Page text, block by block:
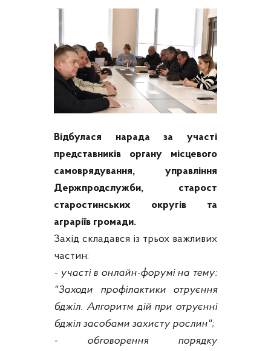
Відбулася нарада за участі
представників органу місцевого
самоврядування, управління
Держпродслужби, старост
старостинських округів та
аграріїв громади.
Захід складався із трьох важливих
частин:
- участі в онлайн-форумі на тему:
"Заходи профілактики отруєння
бджіл. Алгоритм дій при отруєнні
бджіл засобами захисту рослин";
- обговорення порядку